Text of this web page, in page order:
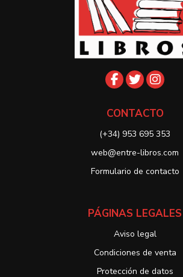
CONTACTO
(+34) 953 695 353
web@entre-libros.com
Formulario de contacto
PÁGINAS LEGALES
Aviso legal
Condiciones de venta
Protección de datos